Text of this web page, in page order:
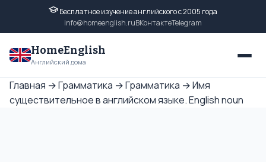
Бесплатное изучение английского с 2005 года
info@homeenglish.ruВКонтактеTelegram
HomeEnglish
Английский дома
Главная →Грамматика →Грамматика →Имя
существительное в английском языке. English noun